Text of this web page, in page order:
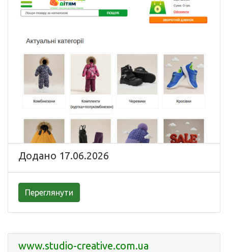
Додано 17.06.2026
Переглянути
www.studio-creative.com.ua